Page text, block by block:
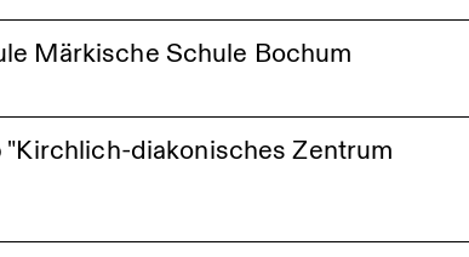
Märkische Schule Bochum
diakonisches Zentrum